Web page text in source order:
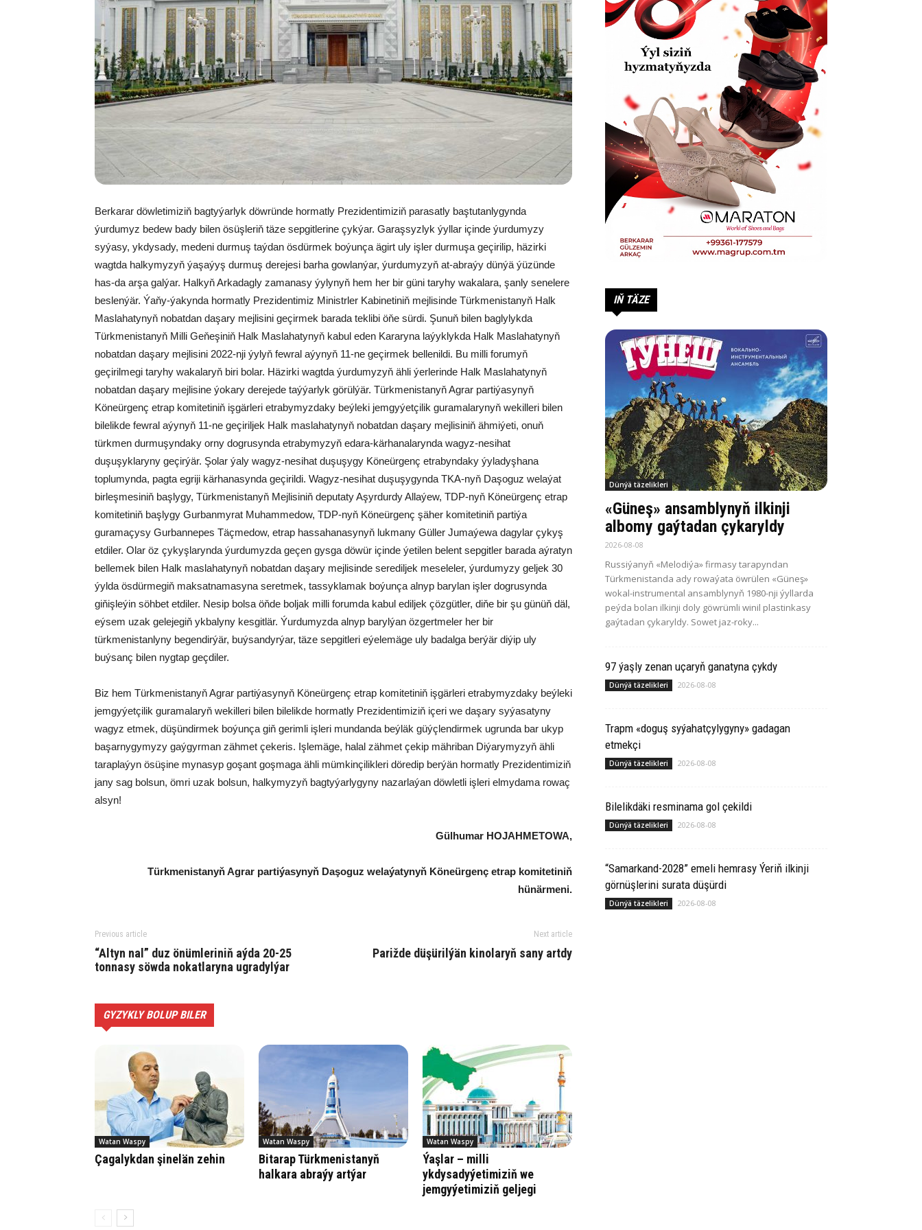
Berkarar döwletimiziň bagtyýarlyk döwründe hormatly Prezidentimiziň parasatly baştutanlygynda
ýurdumyz bedew bady bilen ösüşleriň täze sepgitlerine çykýar. Garaşsyzlyk ýyllar içinde ýurdumyzy
syýasy, ykdysady, medeni durmuş taýdan ösdürmek boýunça ägirt uly işler durmuşa geçirilip, häzirki
wagtda halkymyzyň ýaşaýyş durmuş derejesi barha gowlanýar, ýurdumyzyň at-abraýy dünýä ýüzünde
has-da arşa galýar. Halkyň Arkadagly zamanasy ýylynyň hem her bir güni taryhy wakalara, şanly senelere
beslenýär. Ýaňy-ýakynda hormatly Prezidentimiz Ministrler Kabinetiniň mejlisinde Türkmenistanyň Halk
Maslahatynyň nobatdan daşary mejlisini geçirmek barada teklibi öňe sürdi. Şunuň bilen baglylykda
Türkmenistanyň Milli Geňeşiniň Halk Maslahatynyň kabul eden Kararyna laýyklykda Halk Maslahatynyň
nobatdan daşary mejlisini 2022-nji ýylyň fewral aýynyň 11-ne geçirmek bellenildi. Bu milli forumyň
geçirilmegi taryhy wakalaryň biri bolar. Häzirki wagtda ýurdumyzyň ähli ýerlerinde Halk Maslahatynyň
nobatdan daşary mejlisine ýokary derejede taýýarlyk görülýär. Türkmenistanyň Agrar partiýasynyň
Köneürgenç etrap komitetiniň işgärleri etrabymyzdaky beýleki jemgyýetçilik guramalarynyň wekilleri bilen
bilelikde fewral aýynyň 11-ne geçiriljek Halk maslahatynyň nobatdan daşary mejlisiniň ähmiýeti, onuň
türkmen durmuşyndaky orny dogrusynda etrabymyzyň edara-kärhanalarynda wagyz-nesihat
duşuşyklaryny geçirýär. Şolar ýaly wagyz-nesihat duşuşygy Köneürgenç etrabyndaky ýyladyşhana
toplumynda, pagta egriji kärhanasynda geçirildi. Wagyz-nesihat duşuşygynda TKA-nyň Daşoguz welaýat
birleşmesiniň başlygy, Türkmenistanyň Mejlisiniň deputaty Aşyrdurdy Allaýew, TDP-nyň Köneürgenç etrap
komitetiniň başlygy Gurbanmyrat Muhammedow, TDP-nyň Köneürgenç şäher komitetiniň partiýa
guramaçysy Gurbannepes Täçmedow, etrap hassahanasynyň lukmany Güller Jumaýewa dagylar çykyş
etdiler. Olar öz çykyşlarynda ýurdumyzda geçen gysga döwür içinde ýetilen belent sepgitler barada aýratyn
bellemek bilen Halk maslahatynyň nobatdan daşary mejlisinde serediljek meseleler, ýurdumyzy geljek 30
ýylda ösdürmegiň maksatnamasyna seretmek, tassyklamak boýunça alnyp barylan işler dogrusynda
giňişleýin söhbet etdiler. Nesip bolsa öňde boljak milli forumda kabul ediljek çözgütler, diňe bir şu günüň däl,
eýsem uzak gelejegiň ykbalyny kesgitlär. Ýurdumyzda alnyp barylýan özgertmeler her bir
türkmenistanlyny begendirýär, buýsandyrýar, täze sepgitleri eýelemäge uly badalga berýär diýip uly
buýsanç bilen nygtap geçdiler.
Biz hem Türkmenistanyň Agrar partiýasynyň Köneürgenç etrap komitetiniň işgärleri etrabymyzdaky beýleki
jemgyýetçilik guramalaryň wekilleri bilen bilelikde hormatly Prezidentimiziň içeri we daşary syýasatyny
wagyz etmek, düşündirmek boýunça giň gerimli işleri mundanda beýläk güýçlendirmek ugrunda bar ukyp
başarnygymyzy gaýgyrman zähmet çekeris. Işlemäge, halal zähmet çekip mähriban Diýarymyzyň ähli
taraplaýyn ösüşine mynasyp goşant goşmaga ähli mümkinçilikleri döredip berýän hormatly Prezidentimiziň
jany sag bolsun, ömri uzak bolsun, halkymyzyň bagtyýarlygyny nazarlaýan döwletli işleri elmydama rowaç
alsyn!
Gülhumar HOJAHMETOWA,
Türkmenistanyň Agrar partiýasynyň Daşoguz welaýatynyň Köneürgenç etrap komitetiniň
hünärmeni.
Previous article
“Altyn nal” duz önümleriniň aýda 20-25
tonnasy söwda nokatlaryna ugradylýar
Next article
Parižde düşürilýän kinolaryň sany artdy
GYZYKLY BOLUP BILER
Watan Waspy
Çagalykdan şinelän zehin
Watan Waspy
Bitarap Türkmenistanyň
halkara abraýy artýar
Watan Waspy
Ýaşlar – milli
ykdysadyýetimiziň we
jemgyýetimiziň geljegi
IŇ TÄZE
Dünýä täzelikleri
«Güneş» ansamblynyň ilkinji
albomy gaýtadan çykaryldy
2026-08-08
Russiýanyň «Melodiýa» firmasy tarapyndan
Türkmenistanda ady rowaýata öwrülen «Güneş»
wokal-instrumental ansamblynyň 1980-nji ýyllarda
peýda bolan ilkinji doly göwrümli winil plastinkasy
gaýtadan çykaryldy. Sowet jaz-roky...
97 ýaşly zenan uçaryň ganatyna çykdy
Dünýä täzelikleri 2026-08-08
Trapm «doguş syýahatçylygyny» gadagan
etmekçi
Dünýä täzelikleri 2026-08-08
Bilelikdäki resminama gol çekildi
Dünýä täzelikleri 2026-08-08
“Samarkand-2028” emeli hemrasy Ýeriň ilkinji
görnüşlerini surata düşürdi
Dünýä täzelikleri 2026-08-08